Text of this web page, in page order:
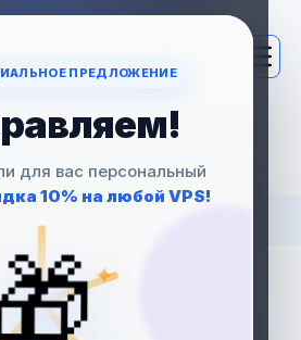
И РАДИО
ПРЕДЛОЖЕНИЕ
для вас персональный
10% на любой VPS!
✦